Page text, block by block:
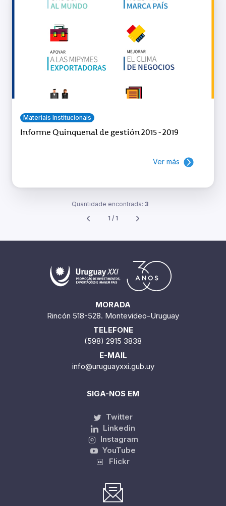
Materiais Institucionais
Informe Quinquenal de gestión 2015 - 2019
Ver más
Quantidade encontrada: 3
1 / 1
MORADA
Rincón 518-528. Montevideo-Uruguay
TELEFONE
(598) 2915 3838
E-MAIL
info@uruguayxxi.gub.uy
SIGA-NOS EM
Twitter
Linkedin
Instagram
YouTube
Flickr